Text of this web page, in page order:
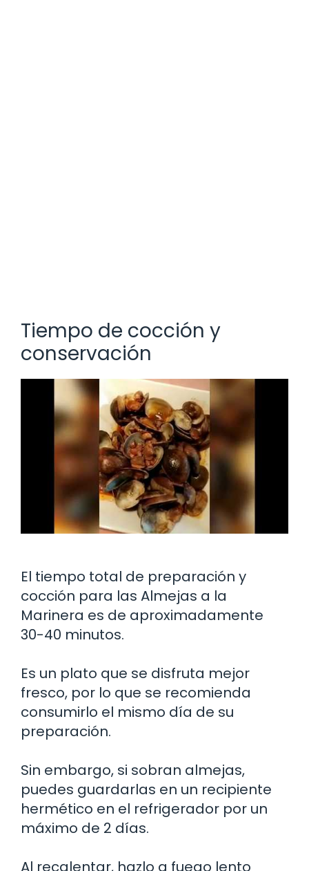
Tiempo de cocción y
conservación
El tiempo total de preparación y
cocción para las Almejas a la
Marinera es de aproximadamente
30-40 minutos.
Es un plato que se disfruta mejor
fresco, por lo que se recomienda
consumirlo el mismo día de su
preparación.
Sin embargo, si sobran almejas,
puedes guardarlas en un recipiente
hermético en el refrigerador por un
máximo de 2 días.
Al recalentar, hazlo a fuego lento